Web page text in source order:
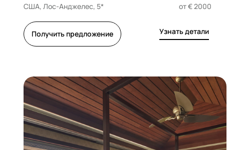
США, Лос-Анджелес, 5* от € 2000
Получить предложение Узнать детали